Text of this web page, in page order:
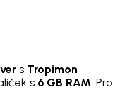
s Tropimon
s 6 GB RAM. Pro